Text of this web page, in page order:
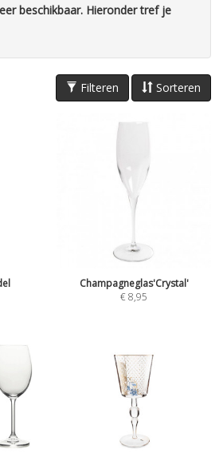
beschikbaar. Hieronder tref je
Sorteren
Filteren
Champagneglas'Crystal'
€8,95